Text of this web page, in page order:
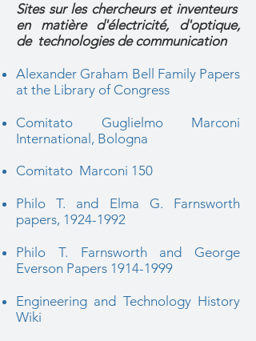
Sites sur les chercheurs et inventeurs
en matière d'électricité, d'optique,
de technologies de communication
Alexander Graham Bell Family Papers
at the Library of Congress
Comitato Guglielmo Marconi
International, Bologna
Comitato Marconi 150
Philo T. and Elma G. Farnsworth
papers, 1924-1992
Philo T. Farnsworth and George
Everson Papers 1914-1999
Engineering and Technology History
Wiki